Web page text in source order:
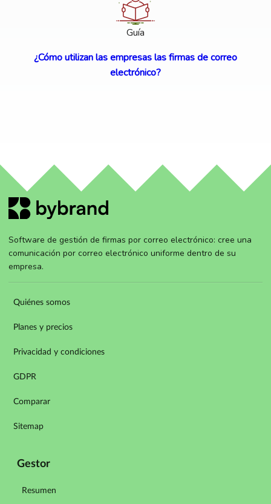
Guía
¿Cómo utilizan las empresas las firmas de correo
electrónico?
Software de gestión de firmas por correo electrónico: cree una
comunicación por correo electrónico uniforme dentro de su
empresa.
Quiénes somos
Planes y precios
Privacidad y condiciones
GDPR
Comparar
Sitemap
Gestor
Resumen